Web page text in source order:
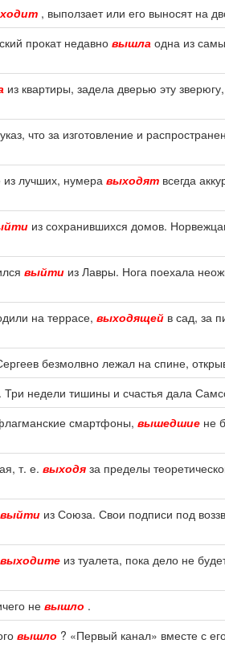
, выползает или его выносят на
прокат недавно вышла одна из
из квартиры, задела дверью эту
указ, что за изготовление и
лучших, нумера выходят всегда
из сохранившихся домов.
выйти из Лавры. Нога поехала
на террасе, выходящей в сад, за
безмолвно лежал на спине,
Три недели тишины и счастья дала
смартфоны, вышедшие не
т. е. выходя за пределы
выйти из Союза. Свои подписи под
выходите из туалета, пока дело не
не вышло .
вышло ? «Первый канал» вместе с